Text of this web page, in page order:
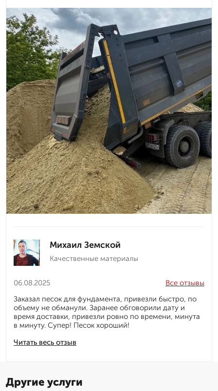
Михаил Земской
Качественные материалы
06.08.2025
Читать весь отзыв
Все отзывы
Заказал песок для фундамента, привезли быстро, по
объему не обманули. Заранее обговорили дату и
время доставки, привезли ровно по времени, минута
в минуту. Супер! Песок хороший!
Другие услуги